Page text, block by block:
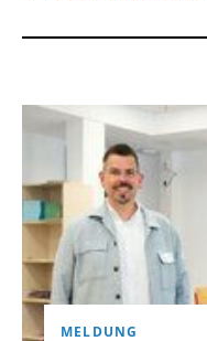
MELDUNG